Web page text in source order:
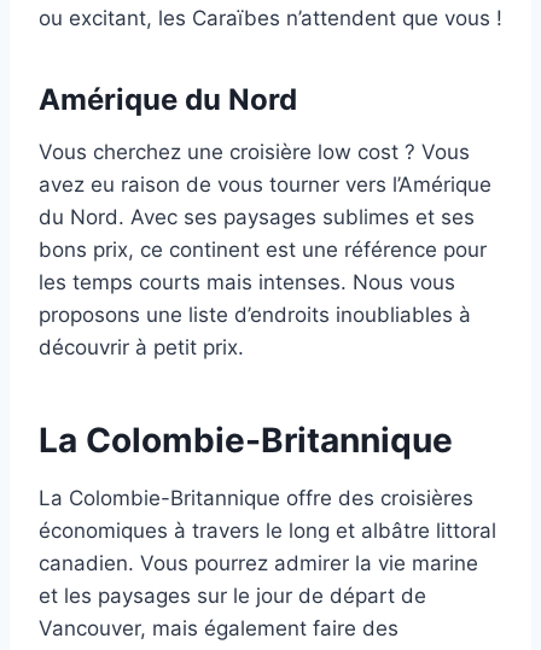
ou excitant, les Caraïbes n’attendent que vous !
Amérique du Nord
Vous cherchez une croisière low cost ? Vous
avez eu raison de vous tourner vers l’Amérique
du Nord. Avec ses paysages sublimes et ses
bons prix, ce continent est une référence pour
les temps courts mais intenses. Nous vous
proposons une liste d’endroits inoubliables à
découvrir à petit prix.
La Colombie-Britannique
La Colombie-Britannique offre des croisières
économiques à travers le long et albâtre littoral
canadien. Vous pourrez admirer la vie marine
et les paysages sur le jour de départ de
Vancouver, mais également faire des